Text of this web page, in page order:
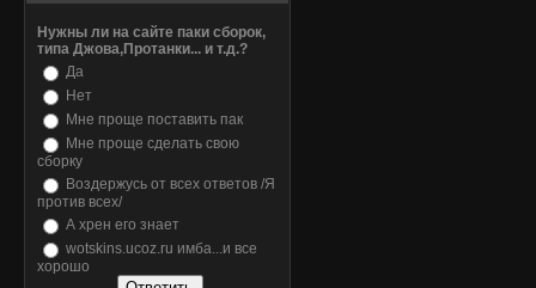
Нужны ли на сайте паки сборок,
типа Джова,Протанки... и т.д.?
Да
Нет
Мне проще поставить пак
Мне проще сделать свою
сборку
Воздержусь от всех ответов /Я
против всех/
А хрен его знает
wotskins.ucoz.ru имба...и все
хорошо